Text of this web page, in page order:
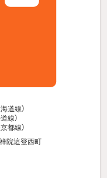
道線）
線）
都線）
院這登西町